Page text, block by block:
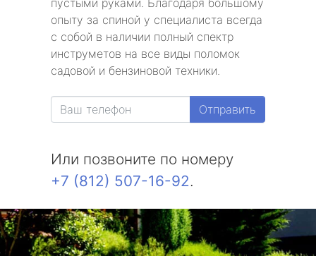
пустыми руками. Благодаря большому
опыту за спиной у специалиста всегда
с собой в наличии полный спектр
инструметов на все виды поломок
садовой и бензиновой техники.
Отправить
Или позвоните по номеру
+7 (812) 507-16-92.